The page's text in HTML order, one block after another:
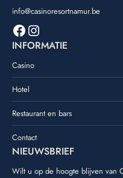
info@casinoresortnamur.be
Facebook
Instagram
INFORMATIE
Casino
Hotel
Restaurant en bars
Contact
NIEUWSBRIEF
Wilt u op de hoogte blijven van